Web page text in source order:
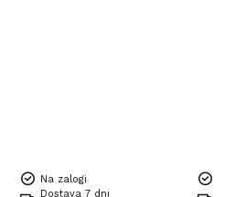
Na zalogi
Dostava 7 dni